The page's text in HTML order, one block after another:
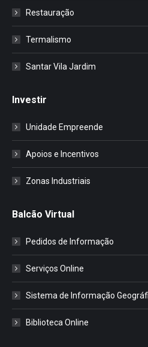
Restauração
Termalismo
Santar Vila Jardim
Investir
Unidade Empreende
Apoios e Incentivos
Zonas Industriais
Balcão Virtual
Pedidos de Informação
Serviços Online
Sistema de Informação
Biblioteca Online